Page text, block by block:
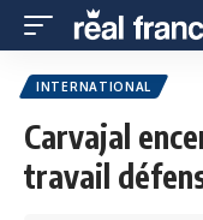
INTERNATIONAL
Carvajal
travail